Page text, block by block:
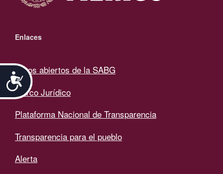
Accesibilidad
Enlaces
Datos abiertos de la SABG
Marco Jurídico
Plataforma Nacional de Transparencia
Transparencia para el pueblo
Alerta